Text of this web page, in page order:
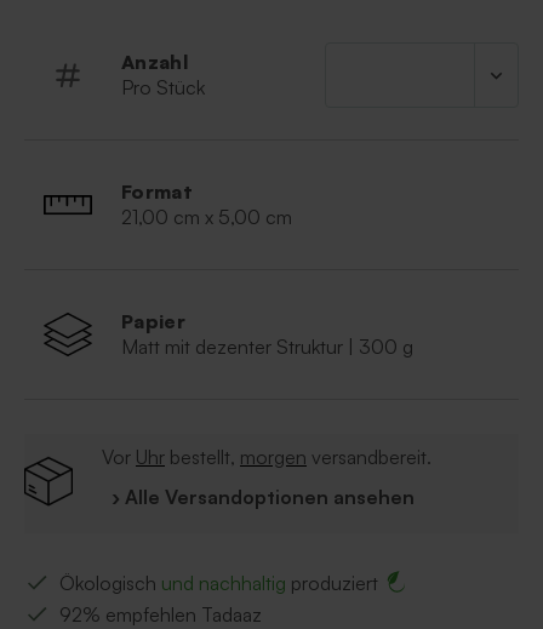
Anzahl
Pro Stück
Format
21,00 cm x 5,00 cm
Papier
Matt mit dezenter Struktur | 300 g
Vor Uhr bestellt, morgen versandbereit.
› Alle Versandoptionen ansehen
Ökologisch und nachhaltig produziert
92% empfehlen Tadaaz